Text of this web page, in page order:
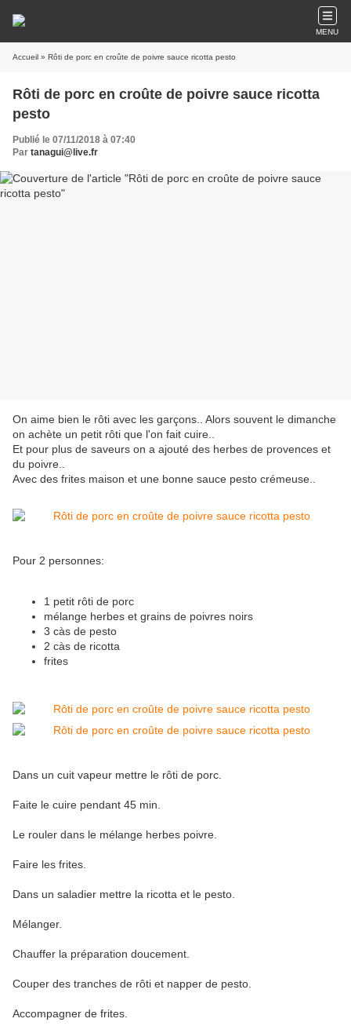
MENU
Accueil » Rôti de porc en croûte de poivre sauce ricotta pesto
Rôti de porc en croûte de poivre sauce ricotta
pesto
Publié le 07/11/2018 à 07:40
Par tanagui@live.fr
On aime bien le rôti avec les garçons.. Alors souvent le dimanche
on achète un petit rôti que l'on fait cuire..
Et pour plus de saveurs on a ajouté des herbes de provences et
du poivre..
Avec des frites maison et une bonne sauce pesto crémeuse..
Pour 2 personnes:
1 petit rôti de porc
mélange herbes et grains de poivres noirs
3 càs de pesto
2 càs de ricotta
frites
Dans un cuit vapeur mettre le rôti de porc.
Faite le cuire pendant 45 min.
Le rouler dans le mélange herbes poivre.
Faire les frites.
Dans un saladier mettre la ricotta et le pesto.
Mélanger.
Chauffer la préparation doucement.
Couper des tranches de rôti et napper de pesto.
Accompagner de frites.